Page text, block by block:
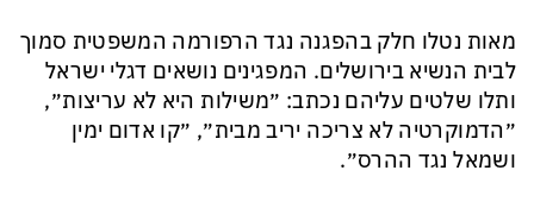
מאות נטלו חלק בהפגנה נגד הרפורמה המשפטית סמוך
לבית הנשיא בירושלים. המפגינים נושאים דגלי ישראל
ותלו שלטים עליהם נכתב: ״משילות היא לא עריצות״,
״הדמוקרטיה לא צריכה יריב מבית״, ״קו אדום ימין
ושמאל נגד ההרס״.